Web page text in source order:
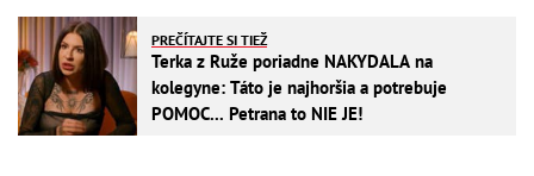
PREČÍTAJTE SI TIEŽ
Terka z Ruže poriadne NAKYDALA na
kolegyne: Táto je najhoršia a potrebuje
POMOC... Petrana to NIE JE!